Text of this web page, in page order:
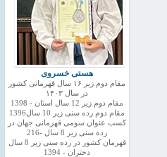
هستی خسروی
مقام دوم زیر ۱۶ سال قهرمانی کشور
در سال ۱۴۰۳
مقام دوم زیر 12 سال استان - 1398
مقام دوم رده سنی زیر 10 سال1396
کسب عنوان سومی قهرمانی جهان در
رده سنی زیر 8 سال -216
قهرمان کشور در رده سنی زیر 8 سال
دختران - 1394